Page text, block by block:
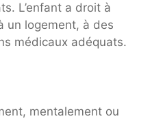
L’enfant a droit à
un logement, à des
médicaux adéquats.
mentalement ou